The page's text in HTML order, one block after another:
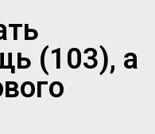
(103), а